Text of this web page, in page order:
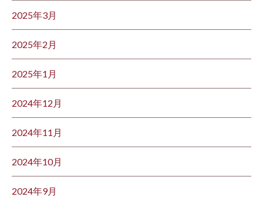
2025年3月
2025年2月
2025年1月
2024年12月
2024年11月
2024年10月
2024年9月